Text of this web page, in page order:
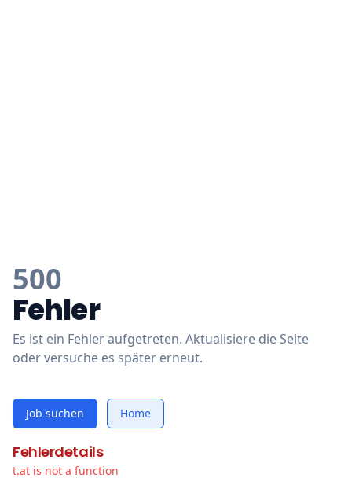
500
Fehler
Es ist ein Fehler aufgetreten. Aktualisiere die Seite
oder versuche es später erneut.
Job suchen Home
Fehlerdetails
t.at is not a function